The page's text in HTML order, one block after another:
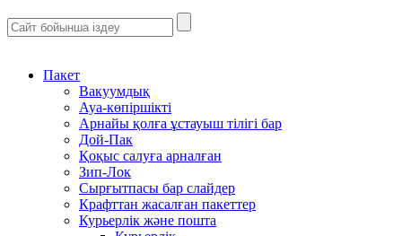
Пакет
Вакуумдық
Ауа-көпіршікті
Арнайы қолға ұстауыш тілігі бар
Дой-Пак
Қоқыс салуға арналған
Зип-Лок
Сырғытпасы бар слайдер
Крафттан жасалған пакеттер
Курьерлік және пошта